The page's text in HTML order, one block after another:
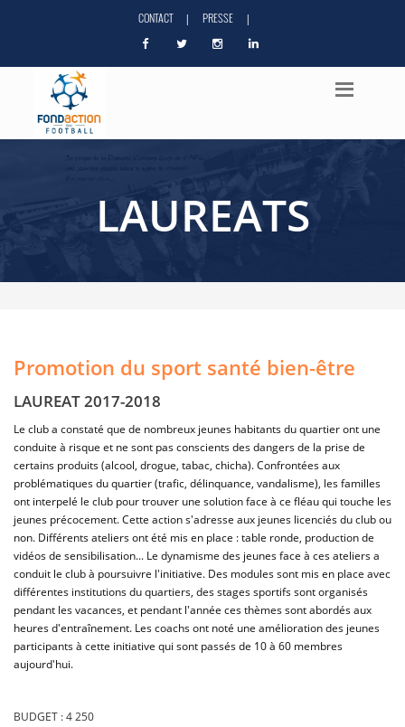
CONTACT | PRESSE |
LAUREATS
Promotion du sport santé bien-être
LAUREAT 2017-2018
Le club a constaté que de nombreux jeunes habitants du quartier ont une
conduite à risque et ne sont pas conscients des dangers de la prise de
certains produits (alcool, drogue, tabac, chicha). Confrontées aux
problématiques du quartier (trafic, délinquance, vandalisme), les familles
ont interpelé le club pour trouver une solution face à ce fléau qui touche les
jeunes précocement. Cette action s'adresse aux jeunes licenciés du club ou
non. Différents ateliers ont été mis en place : table ronde, production de
vidéos de sensibilisation... Le dynamisme des jeunes face à ces ateliers a
conduit le club à poursuivre l'initiative. Des modules sont mis en place avec
différentes institutions du quartiers, des stages sportifs sont organisés
pendant les vacances, et pendant l'année ces thèmes sont abordés aux
heures d'entraînement. Les coachs ont noté une amélioration des jeunes
participants à cette initiative qui sont passés de 10 à 60 membres
aujourd'hui.
BUDGET : 4 250